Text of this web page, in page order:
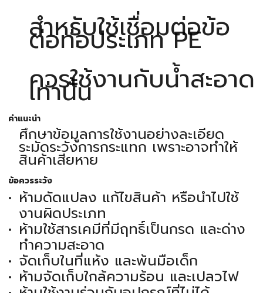
สำหรับใช้เชื่อมต่อข้อ
ต่อท่อประเภท PE
ควรใช้งานกับน้ำสะอาด
เท่านั้น
คำแนะนำ
ศึกษาข้อมูลการใช้งานอย่างละเอียด
ระมัดระวังการกระแทก เพราะอาจทำให้
สินค้าเสียหาย
ข้อควรระวัง
ห้ามดัดแปลง แก้ไขสินค้า หรือนำไปใช้
งานผิดประเภท
ห้ามใช้สารเคมีที่มีฤทธิ์เป็นกรด และด่าง
ทำความสะอาด
จัดเก็บในที่แห้ง และพ้นมือเด็ก
ห้ามจัดเก็บใกล้ความร้อน และเปลวไฟ